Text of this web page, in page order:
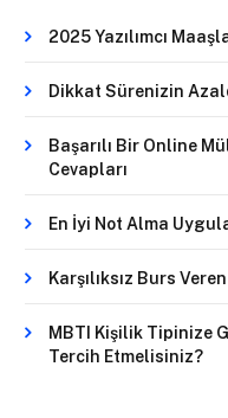
2025 Yazılımcı
Dikkat Sürenizin
Başarılı Bir Online
Cevapları
En İyi Not Alma
Karşılıksız Burs
MBTI Kişilik Tipinize
Tercih Etmelisiniz?